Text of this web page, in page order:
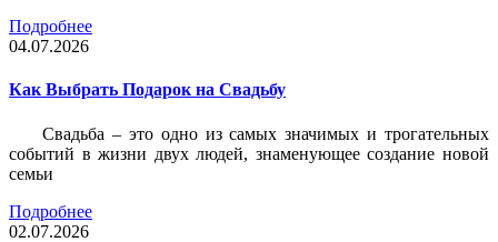
Подробнее
04.07.2026
Как Выбрать Подарок на Свадьбу
Свадьба – это одно из самых значимых и трогательных
событий в жизни двух людей, знаменующее создание новой
семьи
Подробнее
02.07.2026